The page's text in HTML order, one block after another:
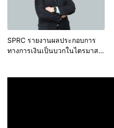
SPRC รายงานผลประกอบการ
ทางการเงินเป็นบวกในไตรมาสที่